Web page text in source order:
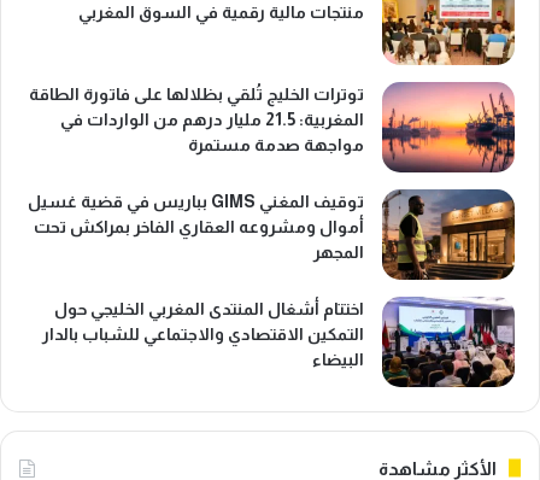
منتجات مالية رقمية في السوق المغربي
توترات الخليج تُلقي بظلالها على فاتورة الطاقة
المغربية: 21.5 مليار درهم من الواردات في
مواجهة صدمة مستمرة
توقيف المغني GIMS بباريس في قضية غسيل
أموال ومشروعه العقاري الفاخر بمراكش تحت
المجهر
اختتام أشغال المنتدى المغربي الخليجي حول
التمكين الاقتصادي والاجتماعي للشباب بالدار
البيضاء
الأكثر مشاهدة